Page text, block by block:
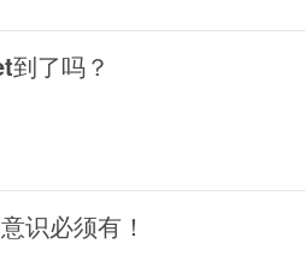
了吗？
识必须有！